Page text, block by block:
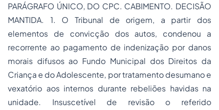
PARÁGRAFO ÚNICO, DO CPC. CABIMENTO. DECISÃO
MANTIDA. 1. O Tribunal de origem, a partir dos
elementos de convicção dos autos, condenou a
recorrente ao pagamento de indenização por danos
morais difusos ao Fundo Municipal dos Direitos da
Criança e do Adolescente, por tratamento desumano e
vexatório aos internos durante rebeliões havidas na
unidade. Insuscetível de revisão o referido